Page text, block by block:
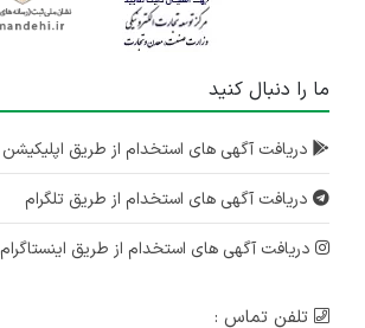
ما را دنبال کنید
دریافت آگهی های استخدام از طریق اپلیکیشن
دریافت آگهی های استخدام از طریق تلگرام
دریافت آگهی های استخدام از طریق اینستاگرام
تلفن تماس :